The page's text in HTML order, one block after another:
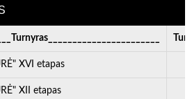
XVI etapas
XII etapas